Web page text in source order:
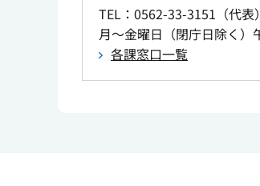
TEL ：0562-33-3151（代表）
月～金曜日（閉庁日除く
各課窓口一覧